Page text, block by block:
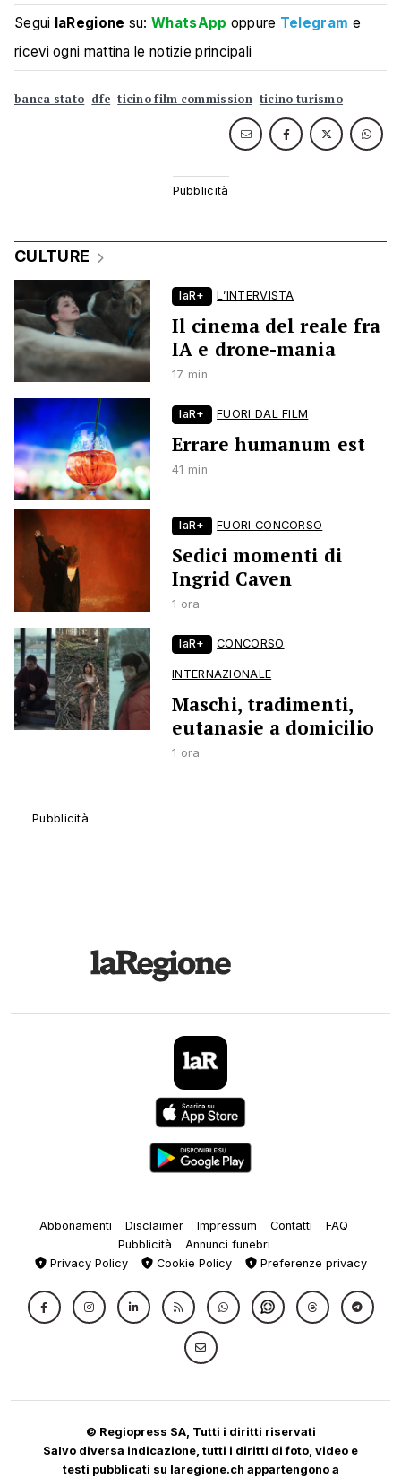
Segui laRegione su:WhatsApp oppure Telegram e
ricevi ogni mattina le notizie principali
banca stato dfe ticino film commission ticino turismo
CULTURE
laR+ L’INTERVISTA
Il cinema del reale fra
IA e drone-mania
17 min
laR+ FUORI DAL FILM
Errare humanum est
41 min
laR+ FUORI CONCORSO
Sedici momenti di
Ingrid Caven
1 ora
laR+ CONCORSO
INTERNAZIONALE
Maschi, tradimenti,
eutanasie a domicilio
1 ora
Abbonamenti Disclaimer Impressum Contatti
FAQ
Pubblicità
Annunci funebri
Privacy Policy
Cookie Policy Preferenze privacy
© Regiopress SA, Tutti i diritti riservati
Salvo diversa indicazione, tutti i diritti di foto, video e
testi pubblicati su laregione.ch appartengono a